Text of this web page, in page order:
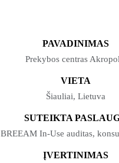
PAVADINIMAS
Prekybos centras
VIETA
Šiauliai, Lietuva
SUTEIKTA
BREEAM In-Use auditas,
ĮVERTINIMAS